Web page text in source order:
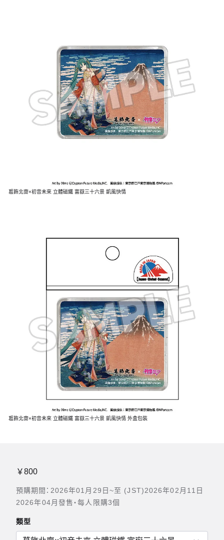
葛飾北齋×初音未來 立體磁鐵 富嶽三十六景 凱風快情
葛飾北齋×初音未來 立體磁鐵 富嶽三十六景 凱風快情 外盒包裝
￥800
預購期間：2026年01月29日~至 (JST)2026年02月11日
2026年04月發售・每人限購3個
類型